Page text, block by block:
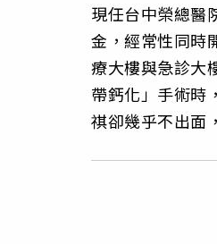
現任台中榮總醫
金，經常性同時
療大樓與急診大
帶鈣化」手術時
祺卻幾乎不出面